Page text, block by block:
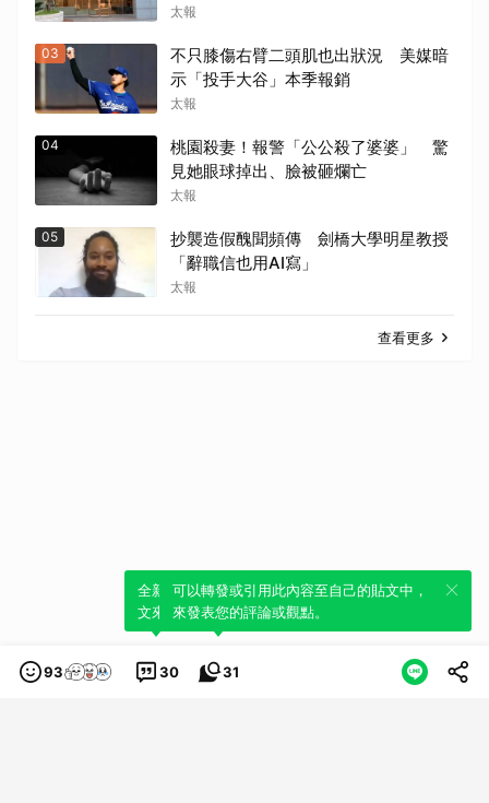
太報
03
不只膝傷右臂二頭肌也出狀況 美媒暗
示「投手大谷」本季報銷
太報
04
桃園殺妻！報警「公公殺了婆婆」 驚
見她眼球掉出、臉被砸爛亡
太報
05
抄襲造假醜聞頻傳 劍橋大學明星教授
「辭職信也用AI寫」
太報
查看更多
93 30
全新體驗！一鍵引用此內容，透過發布貼
文來輕鬆表達個人立場。
31
可以轉發或引用此內容至自己的貼文中，
來發表您的評論或觀點。